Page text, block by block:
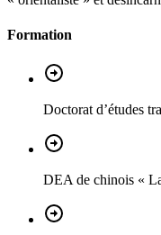
Formation
Doctorat d’études
DEA de chinois «